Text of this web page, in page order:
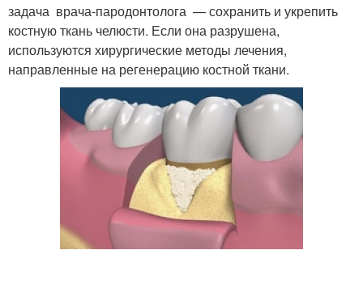
задача врача-пародонтолога — сохранить и укрепить
костную ткань челюсти. Если она разрушена,
используются хирургические методы лечения,
направленные на регенерацию костной ткани.